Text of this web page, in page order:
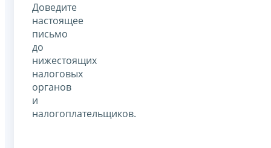
Доведите
настоящее
письмо
до
нижестоящих
налоговых
органов
и
налогоплательщиков.